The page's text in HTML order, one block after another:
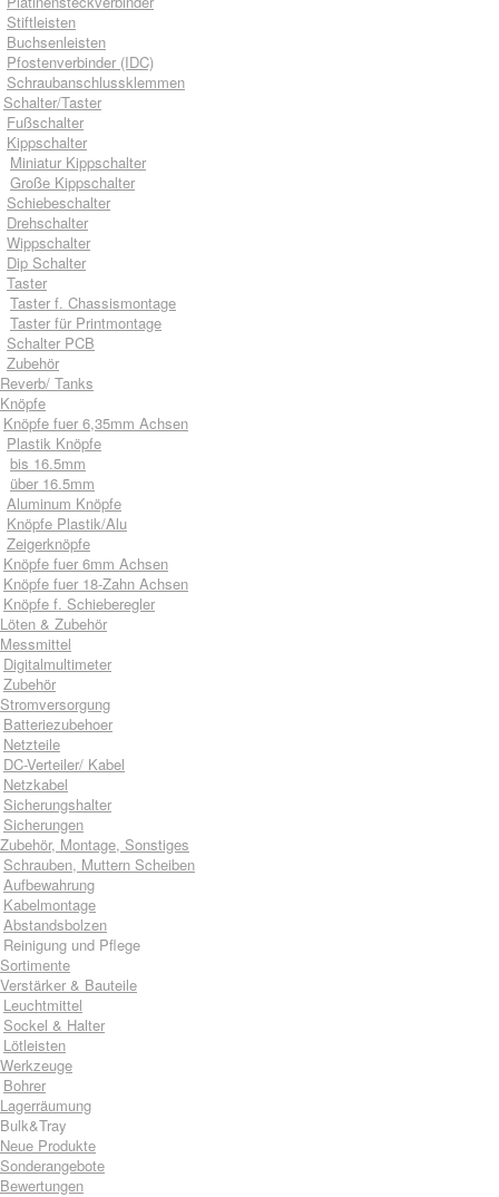
Stiftleisten
Buchsenleisten
Pfostenverbinder (IDC)
Schraubanschlussklemmen
Schalter/Taster
Fußschalter
Kippschalter
Miniatur Kippschalter
Große Kippschalter
Schiebeschalter
Drehschalter
Wippschalter
Dip Schalter
Taster
Taster f. Chassismontage
Taster für Printmontage
Schalter PCB
Zubehör
Reverb/ Tanks
Knöpfe
Knöpfe fuer 6,35mm Achsen
Plastik Knöpfe
bis 16.5mm
über 16.5mm
Aluminum Knöpfe
Knöpfe Plastik/Alu
Zeigerknöpfe
Knöpfe fuer 6mm Achsen
Knöpfe fuer 18-Zahn Achsen
Knöpfe f. Schieberegler
Löten & Zubehör
Messmittel
Digitalmultimeter
Zubehör
Stromversorgung
Batteriezubehoer
Netzteile
DC-Verteiler/ Kabel
Netzkabel
Sicherungshalter
Sicherungen
Zubehör, Montage, Sonstiges
Schrauben, Muttern Scheiben
Aufbewahrung
Kabelmontage
Abstandsbolzen
Reinigung und Pflege
Sortimente
Verstärker & Bauteile
Leuchtmittel
Sockel & Halter
Lötleisten
Werkzeuge
Bohrer
Lagerräumung
Bulk&Tray
Neue Produkte
Sonderangebote
Bewertungen